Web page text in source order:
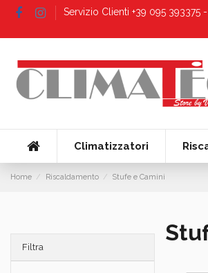
Servizio Clienti +39 095
Climatizzatori
Home Riscaldamento Stufe e Camini
Filtra